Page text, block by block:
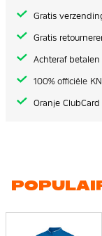
Gratis
Gratis
Achteraf
100% officiële
Oranje